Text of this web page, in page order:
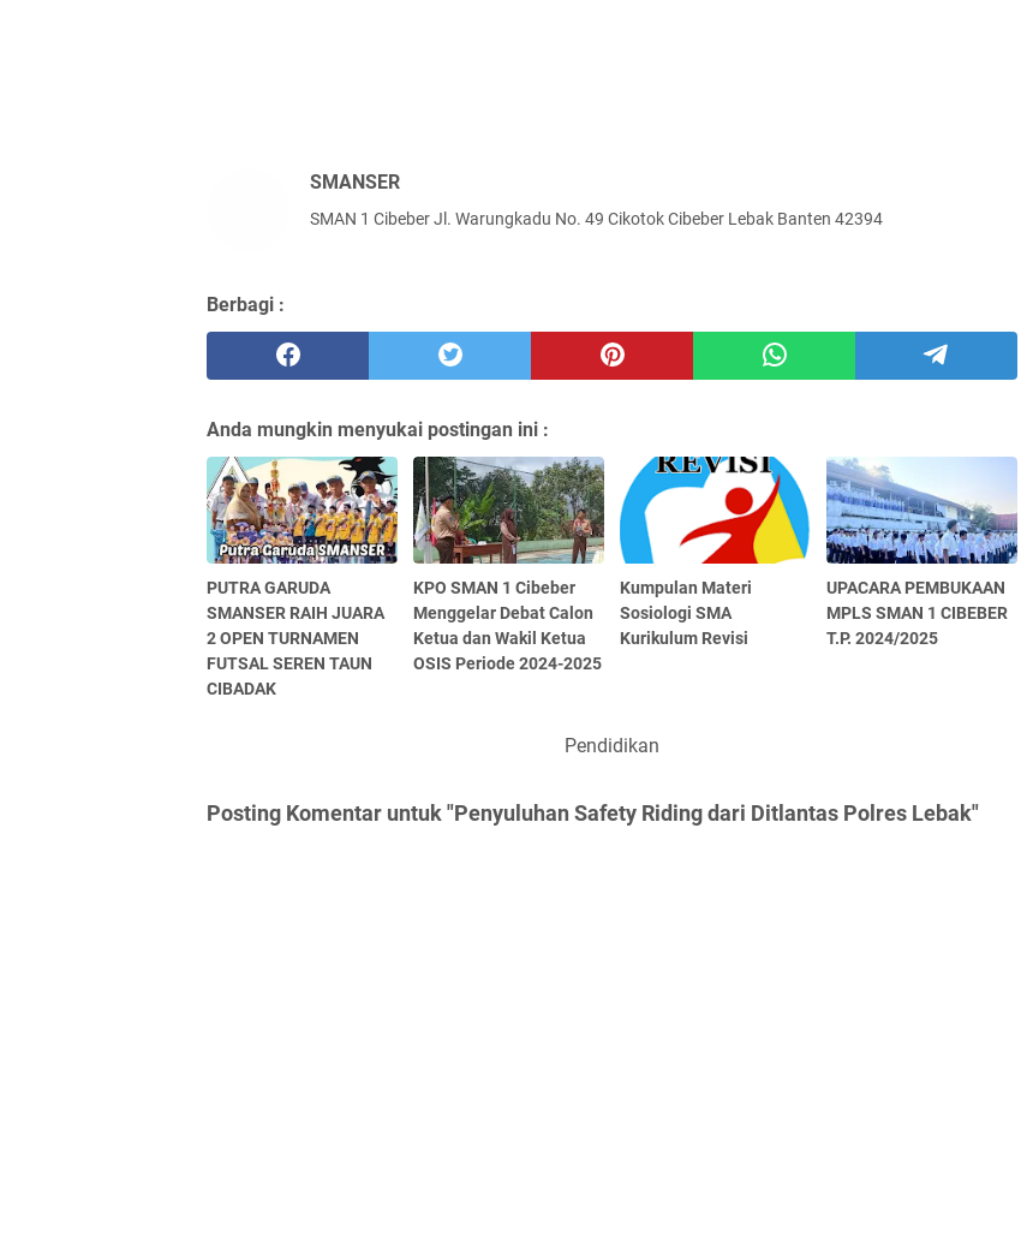
SMANSER
SMAN 1 Cibeber Jl. Warungkadu No. 49 Cikotok Cibeber Lebak Banten 42394
Berbagi :
Anda mungkin menyukai postingan ini :
PUTRA GARUDA
SMANSER RAIH JUARA
2 OPEN TURNAMEN
FUTSAL SEREN TAUN
CIBADAK
KPO SMAN 1 Cibeber
Menggelar Debat Calon
Ketua dan Wakil Ketua
OSIS Periode 2024-2025
Kumpulan Materi
Sosiologi SMA
Kurikulum Revisi
UPACARA PEMBUKAAN
MPLS SMAN 1 CIBEBER
T.P. 2024/2025
Pendidikan
Posting Komentar untuk "Penyuluhan Safety Riding dari Ditlantas Polres Lebak"